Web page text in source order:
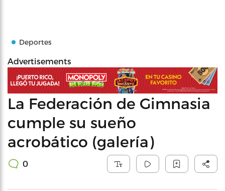
Deportes
Advertisements
La Federación de Gimnasia
cumple su sueño
acrobático (galería)
0